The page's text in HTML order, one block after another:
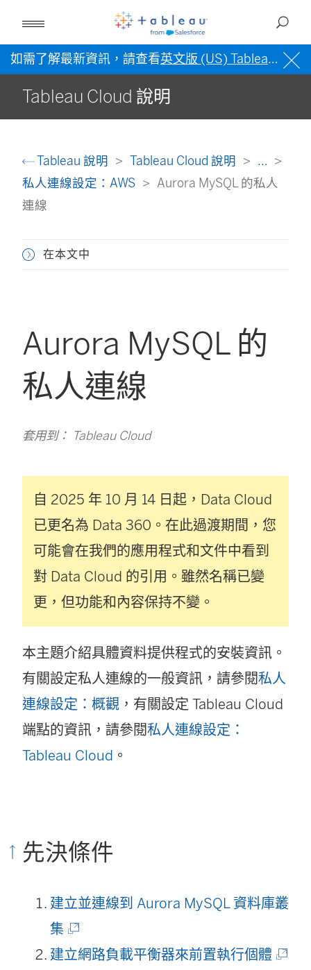
如需了解最新資訊，請查看英文版 (US) Tableau 說明
Tableau Cloud 說明
Tableau 說明 Tableau Cloud 說明
...
私人連線設定：AWS
Aurora MySQL 的私人
連線
在本文中
Aurora MySQL 的
私人連線
套用到： Tableau Cloud
自 2025 年 10 月 14 日起，Data Cloud
已更名為 Data 360。在此過渡期間，您
可能會在我們的應用程式和文件中看到
對 Data Cloud 的引用。雖然名稱已變
更，但功能和內容保持不變。
本主題介紹具體資料提供程式的安裝資訊。
有關設定私人連線的一般資訊，請參閱私人
連線設定：概觀 ，有關設定 Tableau Cloud
端點的資訊，請參閱私人連線設定：
Tableau Cloud 。
先決條件
建立並連線到 Aurora MySQL 資料庫叢
集 (
連
建立網路負載平衡器來前置執行個體 (